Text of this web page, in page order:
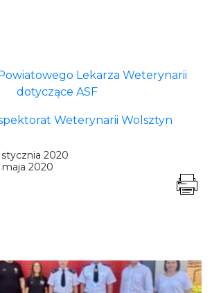
Lekarza Weterynarii
dotyczące ASF
2020
maja 2020